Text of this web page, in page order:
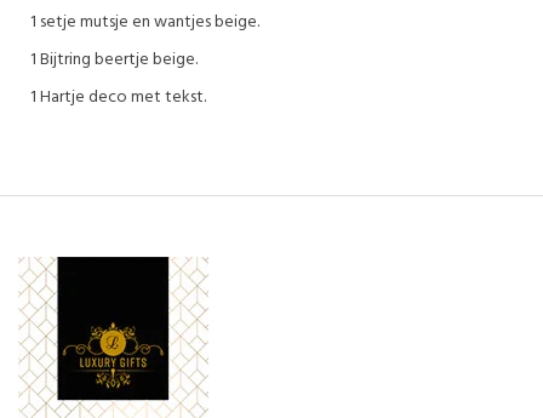
1 setje mutsje en wantjes beige.
1 Bijtring beertje beige.
1 Hartje deco met tekst.